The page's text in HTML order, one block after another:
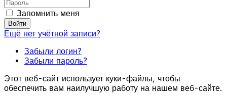
Запомнить меня
Войти
Ещё нет учётной записи?
Забыли логин?
Забыли пароль?
Этот веб-сайт использует куки-файлы, чтобы
обеспечить вам наилучшую работу на нашем веб-сайте.